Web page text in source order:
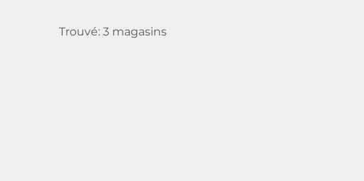
Trouvé: 3 magasins